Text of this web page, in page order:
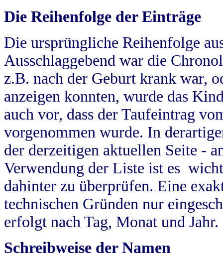
Die Reihenfolge der Einträge
Die ursprüngliche Reihenfolge
Ausschlaggebend war die
z.B. nach der Geburt krank war,
anzeigen konnten, wurde das
auch vor, dass der Taufeintrag
vorgenommen wurde. In
der derzeitigen aktuellen Seite -
Verwendung der Liste ist es
dahinter zu überprüfen. Eine
technischen Gründen nur
erfolgt nach Tag, Monat und Jahr.
Schreibweise der Namen